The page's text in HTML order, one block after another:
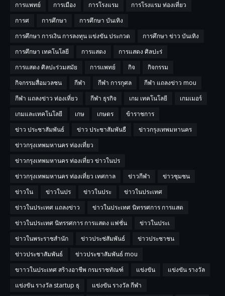
การแพทย์
การเมือง การโรงแรม
การโรงแรม ท่องเที่ยว
การศ
การศึกษา
การศึกษา บันเทิง
การศึกษา การเงิน การลงทุน แข่งขัน ประกวด
การศึกษา ข่าว บันเทิง
การศึกษา เทคโนโลยี
การแสดง
การแสดง ศิลปะร่
การแสดง ศิลปะร่วมสมัย
การเเพทย์ กิจ
กิจกรรม
กิจกรรมสื่อมวลชน
กีฬา กีฬา การกุศล
กีฬา แถลงข่าว mou
กีฬา แถลงข่าว ท่องเที่ยว
กีฬา ธุรกิจ เกม เทคโนโลยี
เกมเมอร์
เกมและเทคโนโลยี
เกษ เกษตร
ข้าราชการ
ข่าว ประชาสัมพันธ์
ข่าว ประชาสัมพันธื
ข่าวกรุงเทพมหานคร
ข่าวกรุงเทพมหานคร ท่องเที่ยว
ข่าวกรุงเทพมหานคร ท่องเที่ยว ข่าวในปร
ข่าวกรุงเทพมหานคร ท่องเที่ยว เทศกาล
ข่าวกีฬา
ข่าวชุมชน
ข่าวใน
ข่าวในปร ข่าวในประ
ข่าวในประเทศ
ข่าวในประเทศ แถลงข่าว
ข่าวในประเทศ นิทรรศการ การแสด
ข่าวในประเทศ นิทรรศการ การแสดง แฟชั่น
ข่าวในประเ
ข่าวในพระราชสำนัก
ข่าวประช่สัมพันธ์
ข่าวประชาชน
ข่าวประชาสัมพันธ์
ข่าวประชาสัมพันธ์ mou
ขาาวในประเทศ สร้างอาชีพ กรมราชทัณฑ์
แข่งขัน
แข่งขัน รางวัล
แข่งขัน รางวัล startup ธุ
แข่งขัน รางวัล กีฬา